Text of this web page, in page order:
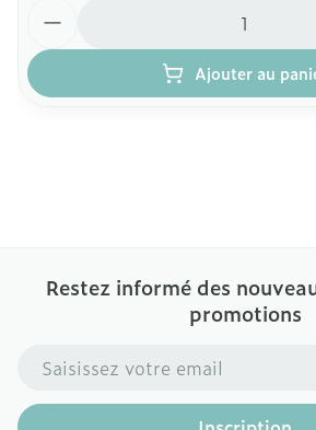
Ajouter au
Restez informé des
promotions
Adresse mail